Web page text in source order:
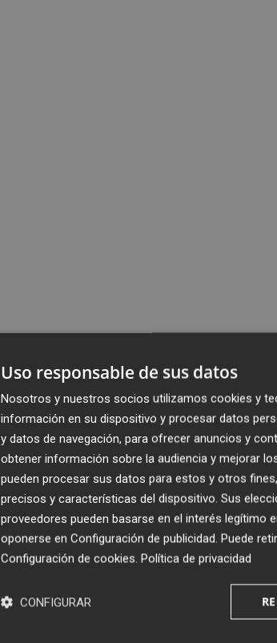
Uso responsable de sus datos
Nosotros y nuestros socios utilizamos cookies y
información en su dispositivo y procesar datos
y datos de navegación, para ofrecer anuncios y
obtener información sobre la audiencia y mejorar
pueden procesar sus datos para estos y otros
precisos y características del dispositivo. Sus
proveedores pueden basarse en el interés legítimo
oponerse en Configuración de publicidad. Puede
Configuración de cookies. Política de privacidad
CONFIGURAR